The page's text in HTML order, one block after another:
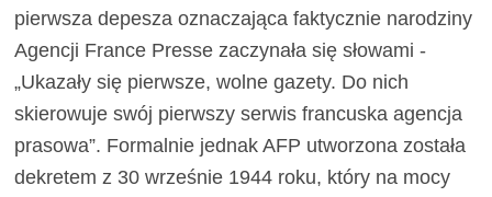
pierwsza depesza oznaczająca faktycznie narodziny
Agencji France Presse zaczynała się słowami -
„Ukazały się pierwsze, wolne gazety. Do nich
skierowuje swój pierwszy serwis francuska agencja
prasowa”. Formalnie jednak AFP utworzona została
dekretem z 30 wrześnie 1944 roku, który na mocy